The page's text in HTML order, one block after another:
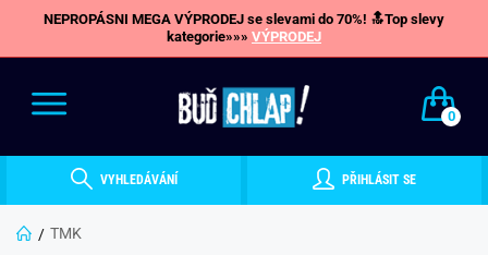
NEPROPÁSNI MEGA VÝPRODEJ se slevami do 70%! 🔝Top slevy
kategorie»»» VÝPRODEJ
0
VYHLEDÁVÁNÍ PŘIHLÁSIT SE
TMK